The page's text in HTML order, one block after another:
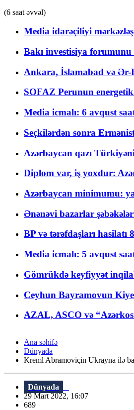
(6 saat əvvəl)
Media idarəçiliyi
Bakı investisiya
Ankara, İslamabad və Ər-
SOFAZ Perunun
Media icmalı: 6 avqust
Seçkilərdən sonra
Azərbaycan qazı
Diplom var, iş yoxdur:
Azərbaycan minimumu:
Ənənəvi bazarlar
BP və tərəfdaşları
Media icmalı: 5 avqust
Gömrükdə keyfiyyət
Ceyhun Bayramovun
AZAL, ASCO və
Ana səhifə
Dünyada
Kreml Abramoviçin Ukrayna ilə
Dünyada
29 Mart 2022, 16:07
689